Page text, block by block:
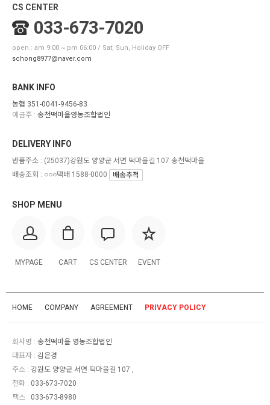
CS CENTER
033-673-7020
open : am 9:00 ~ pm 06:00 / Sat, Sun, Holiday OFF
schong8977@naver.com
BANK INFO
농협 351-0041-9456-83
예금주 : 송천떡마을영농조합법인
SHOP MENU
MYPAGE CART CS CENTER EVENT
DELIVERY INFO
반품주소 : (25037)강원도 양양군 서면 떡마을길 107 송천떡마을
배송조회 : ○○○택배 1588-0000
배송추적
HOME COMPANY AGREEMENT PRIVACY POLICY
회사명 : 송천떡마을 영농조합법인
대표자 : 김은경
주소 : 강원도 양양군 서면 떡마을길 107 ,
전화 : 033-673-7020
팩스 : 033-673-8980